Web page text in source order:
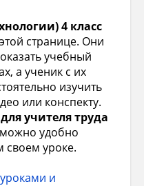
4 класс
странице. Они
учебный
а ученик с их
изучить
или конспекту.
для учителя труда
удобно
своем уроке.
и